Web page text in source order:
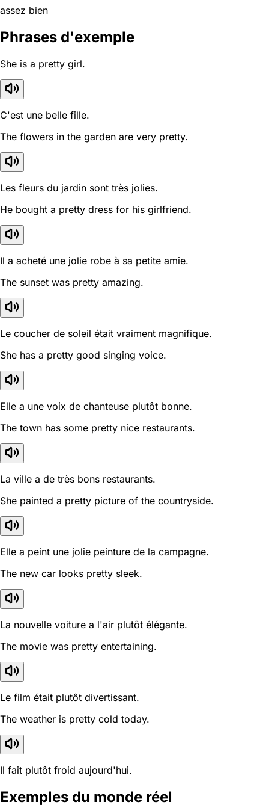
assez bien
Phrases d'exemple
She is a pretty girl.
C'est une belle fille.
The flowers in the garden are very pretty.
Les fleurs du jardin sont très jolies.
He bought a pretty dress for his girlfriend.
Il a acheté une jolie robe à sa petite amie.
The sunset was pretty amazing.
Le coucher de soleil était vraiment magnifique.
She has a pretty good singing voice.
Elle a une voix de chanteuse plutôt bonne.
The town has some pretty nice restaurants.
La ville a de très bons restaurants.
She painted a pretty picture of the countryside.
Elle a peint une jolie peinture de la campagne.
The new car looks pretty sleek.
La nouvelle voiture a l'air plutôt élégante.
The movie was pretty entertaining.
Le film était plutôt divertissant.
The weather is pretty cold today.
Il fait plutôt froid aujourd'hui.
Exemples du monde réel